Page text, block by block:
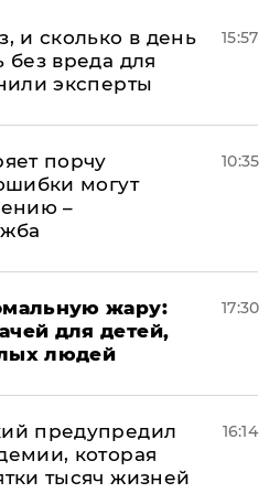
и сколько в день
без вреда для
эксперты
15:57
порчу
могут
–
10:35
жару:
для детей,
людей
17:30
предупредил
которая
тысяч жизней
16:14